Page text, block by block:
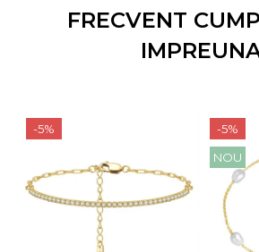
FRECVENT
-5%
-5%
NOU